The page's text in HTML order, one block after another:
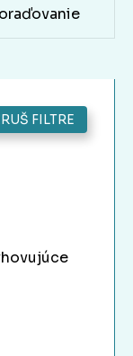
FILTRE